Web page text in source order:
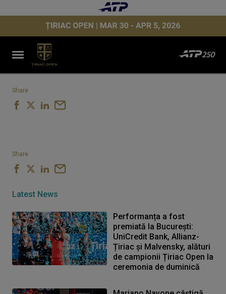
Share
Share
Latest News
Performanța a fost
premiată la București:
UniCredit Bank, Allianz-
Țiriac și Malvensky, alături
de campionii Țiriac Open la
ceremonia de duminică